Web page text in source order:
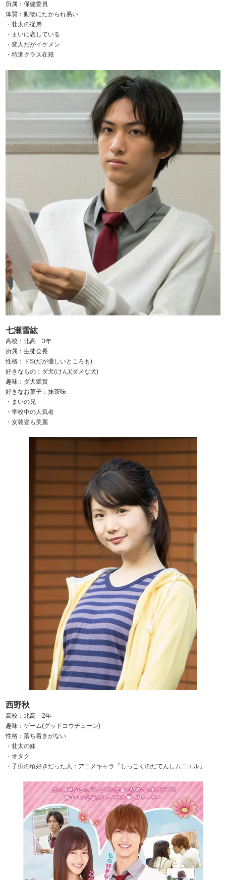
所属：保健委員
体質：動物にたかられ易い
・壮太の従弟
・まいに恋している
・変人だがイケメン
・特進クラス在籍
七瀬雪紘
高校：北高 3年
所属：生徒会長
性格：ドS(だが優しいところも)
好きなもの：ダ犬(けん)(ダメな犬)
趣味：ダ犬鑑賞
好きなお菓子：抹茶味
・まいの兄
・学校中の人気者
・女装姿も美麗
西野秋
高校：北高 2年
趣味：ゲーム(グッドコウチューン)
性格：落ち着きがない
・壮太の妹
・オタク
・子供の頃好きだった人：アニメキャラ「しっこくのだてんしムニエル」